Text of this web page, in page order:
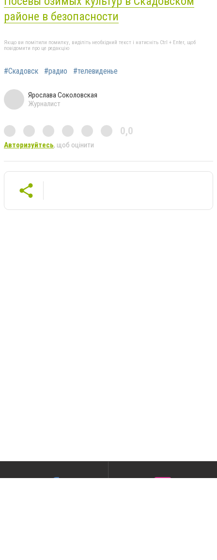
районе в безопасности
Якщо ви помітили помилку, виділіть необхідний текст і натисніть Ctrl + Enter, щоб
повідомити про це редакцію
#Скадовск #радио #телевиденье
Ярослава Соколовская
Журналист
0,0
Авторизуйтесь, щоб оцінити